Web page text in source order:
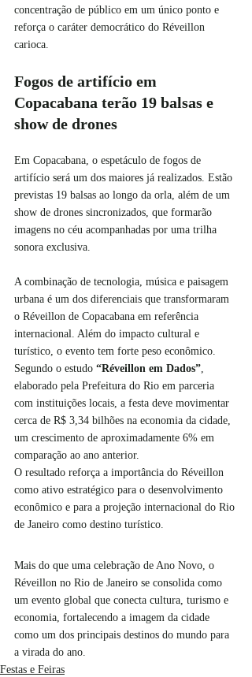
concentração de público em um único ponto e
reforça o caráter democrático do Réveillon
carioca.
Fogos de artifício em
Copacabana terão 19 balsas e
show de drones
Em Copacabana, o espetáculo de fogos de
artifício será um dos maiores já realizados. Estão
previstas 19 balsas ao longo da orla, além de um
show de drones sincronizados, que formarão
imagens no céu acompanhadas por uma trilha
sonora exclusiva.
A combinação de tecnologia, música e paisagem
urbana é um dos diferenciais que transformaram
o Réveillon de Copacabana em referência
internacional. Além do impacto cultural e
turístico, o evento tem forte peso econômico.
Segundo o estudo “Réveillon em Dados”,
elaborado pela Prefeitura do Rio em parceria
com instituições locais, a festa deve movimentar
cerca de R$ 3,34 bilhões na economia da cidade,
um crescimento de aproximadamente 6% em
comparação ao ano anterior.
O resultado reforça a importância do Réveillon
como ativo estratégico para o desenvolvimento
econômico e para a projeção internacional do Rio
de Janeiro como destino turístico.
Mais do que uma celebração de Ano Novo, o
Réveillon no Rio de Janeiro se consolida como
um evento global que conecta cultura, turismo e
economia, fortalecendo a imagem da cidade
como um dos principais destinos do mundo para
a virada do ano.
Festas e Feiras